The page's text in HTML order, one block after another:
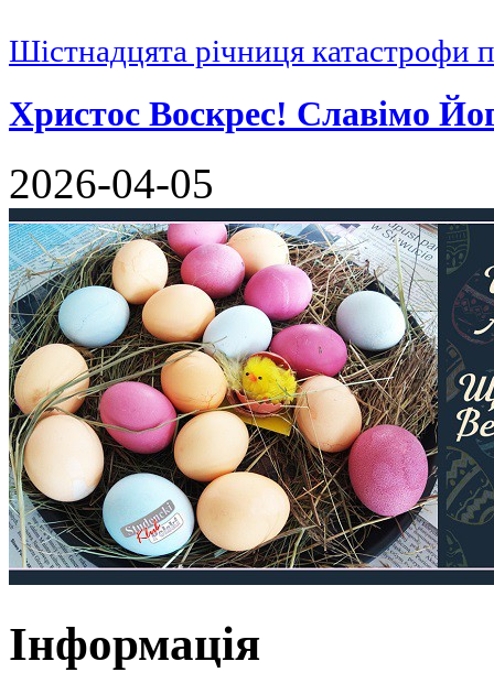
Шістнадцята річниця катастрофи
Христос Воскрес! Славімо
2026-04-05
Інформація